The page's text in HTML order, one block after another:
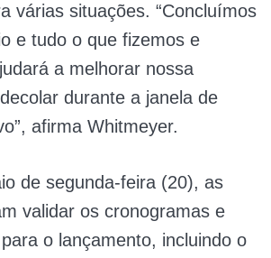
várias situações. “Concluímos
e tudo o que fizemos e
a melhorar nossa
durante a janela de
afirma Whitmeyer.
de segunda-feira (20), as
validar os cronogramas e
o lançamento, incluindo o